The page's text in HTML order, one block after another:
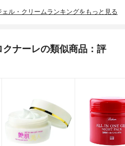
ル・クリームランキングをもっと見る
ナーレの類似商品：評